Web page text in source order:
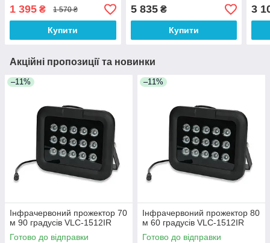
1 395 ₴ 1 570 ₴
Купити
5 835₴
Купити
3
Акційні пропозиції та новинки
–11%
Інфрачервоний прожектор 70
м 90 градусів VLC-1512IR
Готово до відправки
–11%
Інфрачервоний прожектор 80
м 60 градусів VLC-1512IR
Готово до відправки